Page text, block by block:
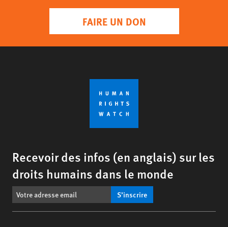
FAIRE UN DON
Recevoir des infos (en anglais) sur les
droits humains dans le monde
S’inscrire